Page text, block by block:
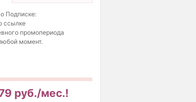
Подписке:
ссылке
промопериода
момент.
руб./мес.!